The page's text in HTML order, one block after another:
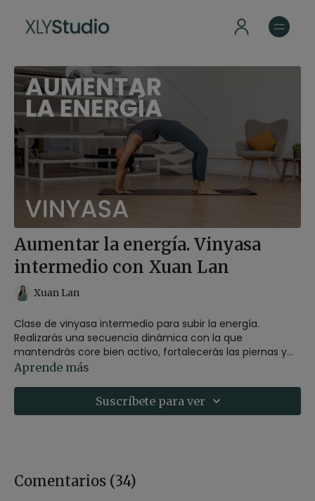
Aumentar la energía. Vinyasa
intermedio con Xuan Lan
Xuan Lan
Clase de vinyasa intermedio para subir la energía.
Realizarás una secuencia dinámica con la que
mantendrás core bien activo, fortalecerás las piernas y
trabajarás la apertura de pecho y hombros.
recomendamos realizarla a primera hora de la mañana.
Aprende más
Suscríbete para ver
Comentarios (34)